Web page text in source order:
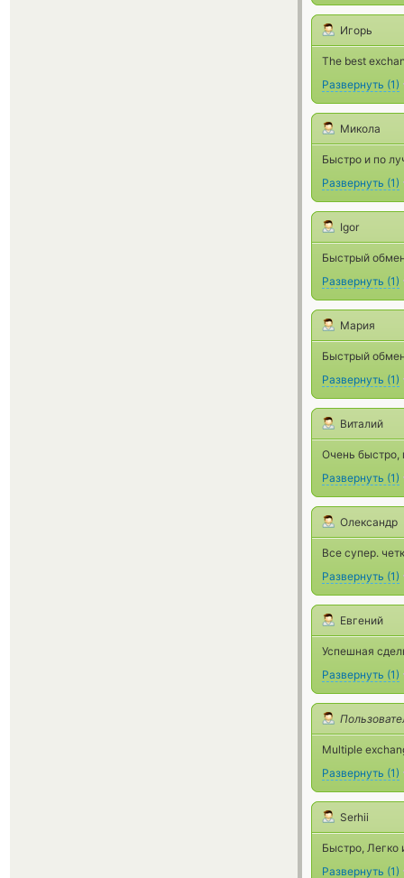
Игорь
The best
Развернуть (1)
Микола
Быстро и по
Развернуть (1)
Igor
Быстрый
Развернуть (1)
Мария
Быстрый
Развернуть (1)
Виталий
Очень быстро,
Развернуть (1)
Олександр
Все супер.
Развернуть (1)
Евгений
Успешная
Развернуть (1)
Multiple
Развернуть (1)
Serhii
Быстро, Легко
Развернуть (1)